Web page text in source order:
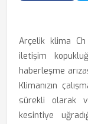
Arçelik klima
iletişim
haberleşme
Klimanızın
sürekli olarak
kesintiye